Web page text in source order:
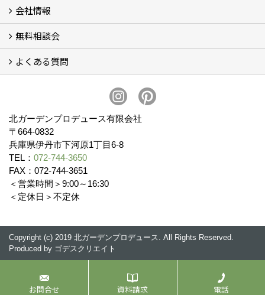
展示場&デザインルーム
会社情報
会社概要
スタッフ紹介 (11)
ブログ
コラム
アクセス
求人募集
無料相談会
無料相談会
よくある質問
アフターサービス・アフターメンテナンスについて (3)
北ガーデンプロデュース有限会社
〒664-0832
兵庫県伊丹市下河原1丁目6-8
TEL： 072-744-3650
FAX：072-744-3651
＜営業時間＞9:00～16:30
＜定休日＞不定休
Copyright (c) 2019 北ガーデンプロデュース. All Rights Reserved.
Produced by ゴデスクリエイト
お問合せ 資料請求 電話